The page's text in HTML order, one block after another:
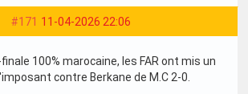
#171 11-04-2026 22:06
100% marocaine, les FAR ont mis un
contre Berkane de M.C 2-0.